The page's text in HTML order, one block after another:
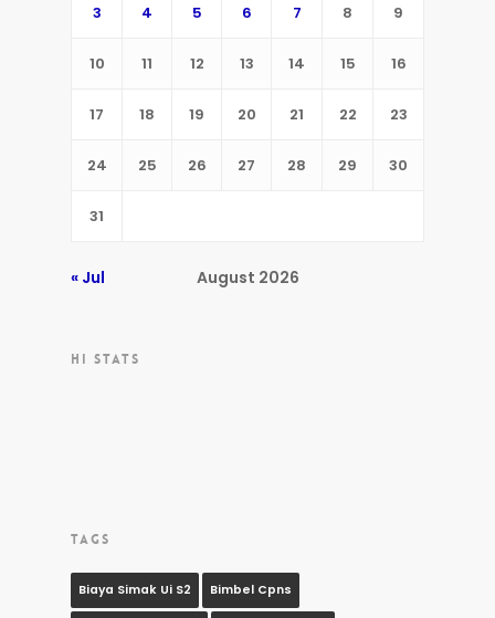
August 2026
3 4 5 6 7 8 9
10 11 12 13 14 15 16
17 18 19 20 21 22 23
24 25 26 27 28 29 30
31
« Jul
HI STATS
TAGS
Biaya Simak Ui S2 Bimbel Cpns